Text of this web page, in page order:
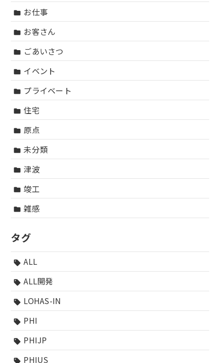
folder お仕事
folder お客さん
folder ごあいさつ
folder イベント
folder プライベート
folder 住宅
folder 原点
folder 未分類
folder 津波
folder 竣工
folder 雑感
タグ
sell ALL
sell ALL開発
sell LOHAS-IN
sell PHI
sell PHIJP
sell PHIUS